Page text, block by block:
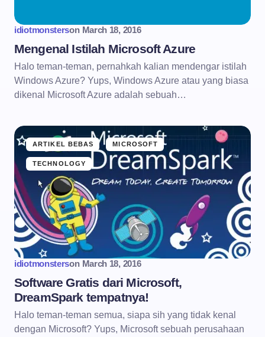
idiotmonsterson March 18, 2016
Mengenal Istilah Microsoft Azure
Halo teman-teman, pernahkah kalian mendengar istilah
Windows Azure? Yups, Windows Azure atau yang biasa
dikenal Microsoft Azure adalah sebuah…
ARTIKEL BEBAS MICROSOFT
TECHNOLOGY
idiotmonsterson March 18, 2016
Software Gratis dari Microsoft,
DreamSpark tempatnya!
Halo teman-teman semua, siapa sih yang tidak kenal
dengan Microsoft? Yups, Microsoft sebuah perusahaan